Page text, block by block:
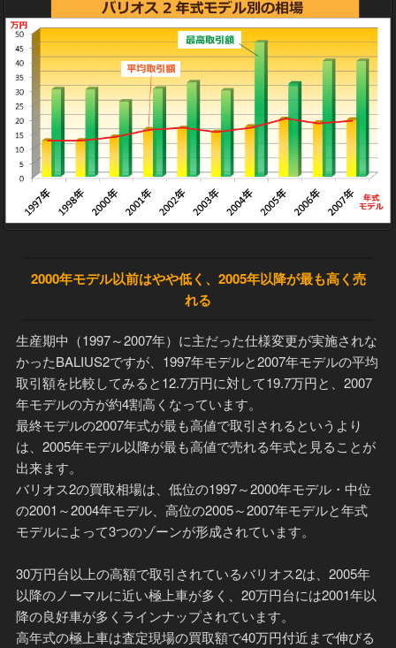
2000年モデル以前はやや低く、2005年以降が最も高く売
れる
生産期中（1997～2007年）に主だった仕様変更が実施されな
かったBALIUS2ですが、1997年モデルと2007年モデルの平均
取引額を比較してみると12.7万円に対して19.7万円と、2007
年モデルの方が約4割高くなっています。
最終モデルの2007年式が最も高値で取引されるというより
は、2005年モデル以降が最も高値で売れる年式と見ることが
出来ます。
バリオス2の買取相場は、低位の1997～2000年モデル・中位
の2001～2004年モデル、高位の2005～2007年モデルと年式
モデルによって3つのゾーンが形成されています。
30万円台以上の高額で取引されているバリオス2は、2005年
以降のノーマルに近い極上車が多く、20万円台には2001年以
降の良好車が多くラインナップされています。
高年式の極上車は査定現場の買取額で40万円付近まで伸びる